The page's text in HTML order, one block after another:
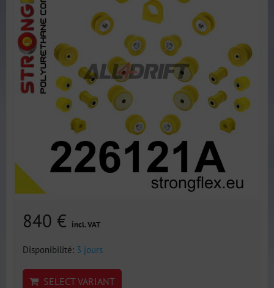
840 € incl. VAT
Disponibilité: 3 jours
SELECT VARIANT